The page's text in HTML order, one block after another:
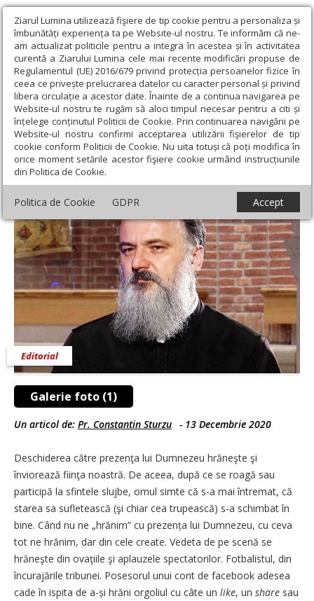
Ziarul Lumina utilizează fişiere de tip cookie pentru a personaliza și
îmbunătăți experiența ta pe Website-ul nostru. Te informăm că ne-
am actualizat politicile pentru a integra în acestea și în activitatea
curentă a Ziarului Lumina cele mai recente modificări propuse de
Regulamentul (UE) 2016/679 privind protecția persoanelor fizice în
ceea ce privește prelucrarea datelor cu caracter personal și privind
libera circulație a acestor date. Înainte de a continua navigarea pe
Website-ul nostru te rugăm să aloci timpul necesar pentru a citi și
înțelege conținutul Politicii de Cookie. Prin continuarea navigării pe
Website-ul nostru confirmi acceptarea utilizării fişierelor de tip
cookie conform Politicii de Cookie. Nu uita totuși că poți modifica în
orice moment setările acestor fişiere cookie urmând instrucțiunile
din Politica de Cookie.
Politica de Cookie GDPR Accept
Ziarul Lumina › Opinii › Editorial ›
Slava lui Dumnezeu și
scuipatul oamenilor
Slava lui Dumnezeu și scuipatul oamenilor
Galerie foto (1)
Editorial
Un articol de: Pr. Constantin Sturzu - 13 Decembrie 2020
Deschiderea către prezenţa lui Dumnezeu hrăneşte şi
înviorează fiinţa noastră. De aceea, după ce se roagă sau
participă la sfintele slujbe, omul simte că s-a mai întremat, că
starea sa sufletească (şi chiar cea trupească) s-a schimbat în
bine. Când nu ne „hrănim” cu prezența lui ­Dumnezeu, cu ceva
tot ne hrănim, dar din cele create. Vedeta de pe scenă se
hrăneşte din ovaţiile şi aplauzele spectatorilor. Fotbalistul, din
încurajările tribunei. Posesorul unui cont de ­facebook adesea
cade în ispita de a-și hrăni orgoliul cu câte un like, un share sau